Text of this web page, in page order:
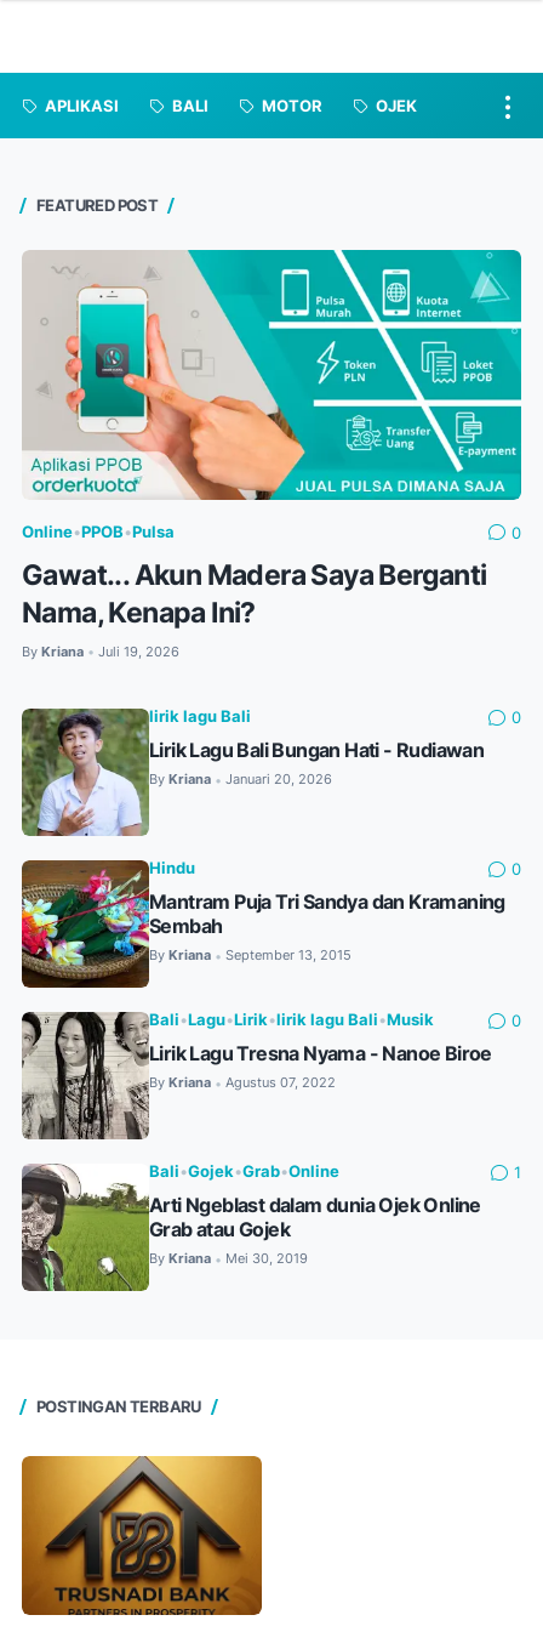
APLIKASI BALI MOTOR OJEK
FEATURED POST
Online•PPOB •Pulsa 0
Gawat... Akun Madera Saya Berganti
Nama, Kenapa Ini?
By Kriana • Juli 19, 2026
lirik lagu Bali 0
Lirik Lagu Bali Bungan Hati - Rudiawan
By Kriana • Januari 20, 2026
Hindu 0
Mantram Puja Tri Sandya dan Kramaning
Sembah
By Kriana • September 13, 2015
Bali •Lagu•Lirik •lirik lagu Bali •Musik 0
Lirik Lagu Tresna Nyama - Nanoe Biroe
By Kriana • Agustus 07, 2022
Bali •Gojek •Grab•Online 1
Arti Ngeblast dalam dunia Ojek Online
Grab atau Gojek
By Kriana • Mei 30, 2019
POSTINGAN TERBARU